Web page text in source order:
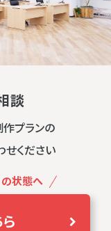
談
プランの
ください
状態へ